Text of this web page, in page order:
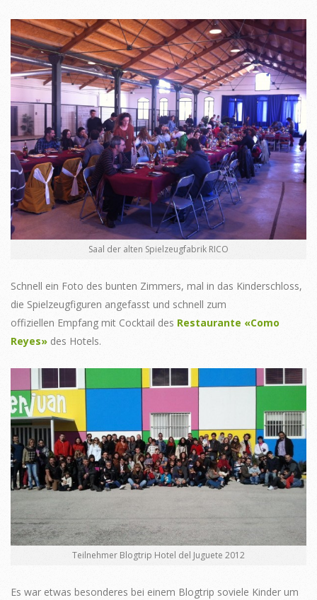
Saal der alten Spielzeugfabrik RICO
Schnell ein Foto des bunten Zimmers, mal in das Kinderschloss,
die Spielzeugfiguren angefasst und schnell zum
offiziellen Empfang mit Cocktail des Restaurante «Como
Reyes» des Hotels.
Teilnehmer Blogtrip Hotel del Juguete 2012
Es war etwas besonderes bei einem Blogtrip soviele Kinder um